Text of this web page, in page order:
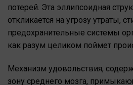
потерей. Эта эллипсоидная
откликается на угрозу утраты,
предохранительные системы
как разум целиком поймет
Механизм удовольствия,
зону среднего мозга,